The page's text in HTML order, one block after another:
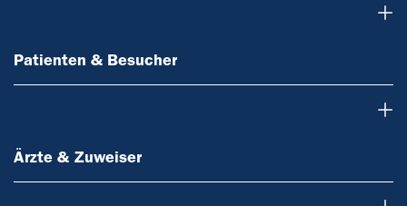
Patienten & Besucher
Ärzte & Zuweiser